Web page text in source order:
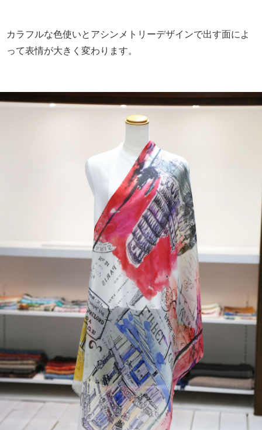
カラフルな色使いとアシンメトリーデザインで出す面によ
って表情が大きく変わります。